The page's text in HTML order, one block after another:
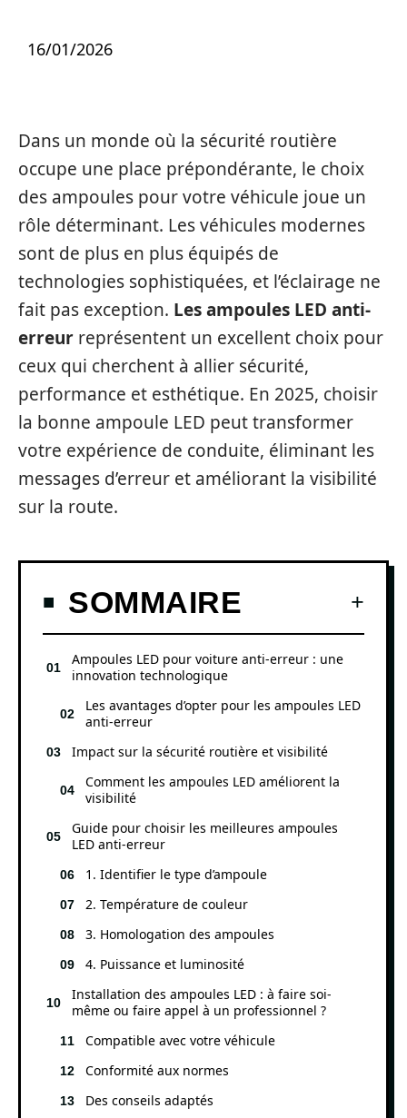
16/01/2026
Dans un monde où la sécurité routière
occupe une place prépondérante, le choix
des ampoules pour votre véhicule joue un
rôle déterminant. Les véhicules modernes
sont de plus en plus équipés de
technologies sophistiquées, et l’éclairage ne
fait pas exception. Les ampoules LED anti-
erreur représentent un excellent choix pour
ceux qui cherchent à allier sécurité,
performance et esthétique. En 2025, choisir
la bonne ampoule LED peut transformer
votre expérience de conduite, éliminant les
messages d’erreur et améliorant la visibilité
sur la route.
SOMMAIRE
Ampoules LED pour voiture anti-erreur : une
innovation technologique
Les avantages d’opter pour les ampoules LED
anti-erreur
Impact sur la sécurité routière et visibilité
Comment les ampoules LED améliorent la
visibilité
Guide pour choisir les meilleures ampoules
LED anti-erreur
1. Identifier le type d’ampoule
2. Température de couleur
3. Homologation des ampoules
4. Puissance et luminosité
Installation des ampoules LED : à faire soi-
même ou faire appel à un professionnel ?
Compatible avec votre véhicule
Conformité aux normes
Des conseils adaptés